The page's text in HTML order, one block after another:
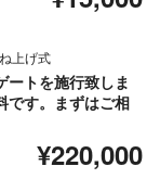
上げ式
ートを施行致しま
です。まずはご相
¥220,000